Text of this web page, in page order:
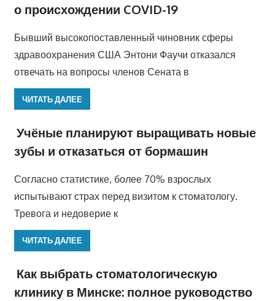
о происхождении COVID-19
Бывший высокопоставленный чиновник сферы
здравоохранения США Энтони Фаучи отказался
отвечать на вопросы членов Сената в
ЧИТАТЬ ДАЛЕЕ
Учёные планируют выращивать новые
зубы и отказаться от бормашин
Согласно статистике, более 70% взрослых
испытывают страх перед визитом к стоматологу.
Тревога и недоверие к
ЧИТАТЬ ДАЛЕЕ
Как выбрать стоматологическую
клинику в Минске: полное руководство